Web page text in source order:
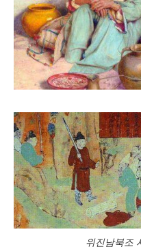
위진남북조